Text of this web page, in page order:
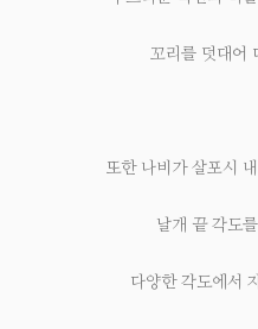
꼬리를 덧대어
또한 나비가 살포시
날개 끝 각도
다양한 각도에서